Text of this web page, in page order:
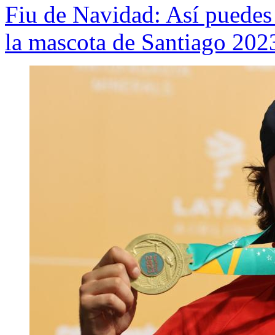
Fiu de Navidad: Así
la mascota de Santiago